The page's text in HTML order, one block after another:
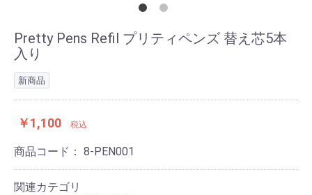
Pretty Pens Refil プリティペンズ 替え芯5本
入り
新商品
￥1,100 税込
商品コード： 8-PEN001
関連カテゴリ